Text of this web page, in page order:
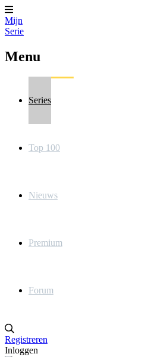
Mijn
Serie
Menu
Series
Top 100
Nieuws
Premium
Forum
Registreren
Inloggen